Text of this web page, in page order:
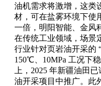
油机需求将激增，这类
材，可在盐雾环境下使
一倍，明阳智能、金风
在传统工业领域，场景
行业针对页岩油开采的
150℃、10MPa 工况下
上，2025 年新疆油田
油开采项目中推广。此